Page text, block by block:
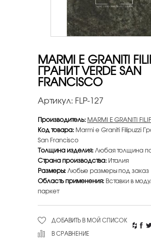
MARMI E GRANITI
ГРАНИТ VERDE SAN
FRANCISCO
Артикул: FLP-127
Производитель: MARMI E GRANITI
Код товара: Marmi e Graniti Filipuzzi
San Francisco
Толщина изделия:Любая толщина
Страна производства: Италия
Размеры:Любые размеры под заказ
Область применения: Вставки в
паркет
ДОБАВИТЬ В МОЙ СПИСОК
В СРАВНЕНИЕ